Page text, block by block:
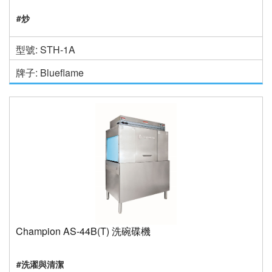
#炒
型號: STH-1A
牌子: Blueflame
Champion AS-44B(T) 洗碗碟機
#洗濯與清潔